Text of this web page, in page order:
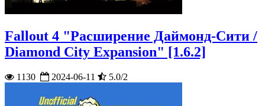
Fallout 4 "Расширение Даймонд-Сити /
Diamond City Expansion" [1.6.2]
1130 2024-06-11 5.0/2